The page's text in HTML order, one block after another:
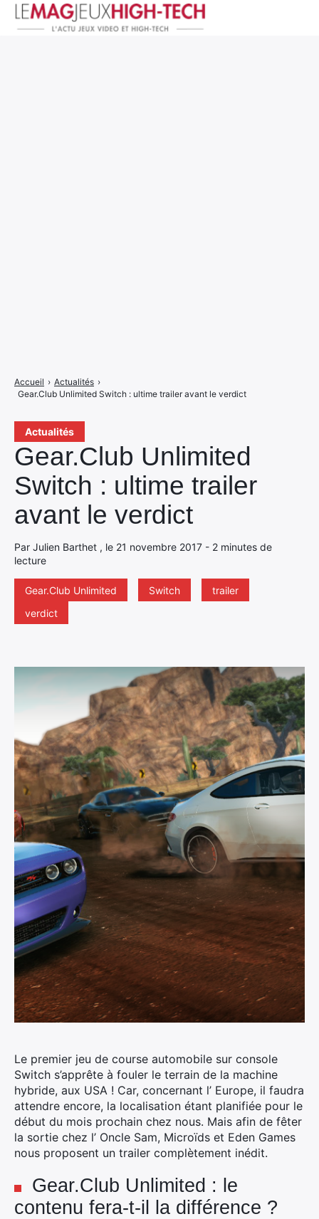
Actualités
Gear.Club Unlimited
Switch : ultime trailer
avant le verdict
Par Julien Barthet , le 21 novembre 2017 - 2 minutes de
lecture
Gear.Club Unlimited Switch
trailer
verdict
Accueil › Actualités ›
Gear.Club Unlimited Switch : ultime trailer avant le verdict
Le premier jeu de course automobile sur console
Switch s’apprête à fouler le terrain de la machine
hybride, aux USA ! Car, concernant l’ Europe, il faudra
attendre encore, la localisation étant planifiée pour le
début du mois prochain chez nous. Mais afin de fêter
la sortie chez l’ Oncle Sam, Microïds et Eden Games
nous proposent un trailer complètement inédit.
Gear.Club Unlimited : le
contenu fera-t-il la différence ?